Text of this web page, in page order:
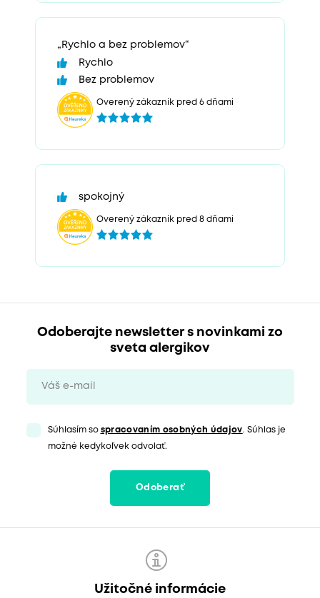
„Rychlo a bez problemov“
Rychlo
Bez problemov
Overený zákazník pred 6 dňami
spokojný
Overený zákazník pred 8 dňami
Odoberajte newsletter s novinkami zo
sveta alergikov
Súhlasím so spracovaním osobných údajov. Súhlas je
možné kedykoľvek odvolať.
Odoberať
Užitočné informácie